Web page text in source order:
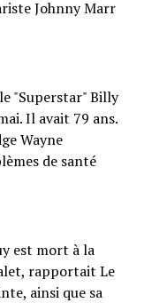
Johnny Marr
"Superstar" Billy
Il avait 79 ans.
Wayne
de santé
est mort à la
rapportait Le
ainsi que sa